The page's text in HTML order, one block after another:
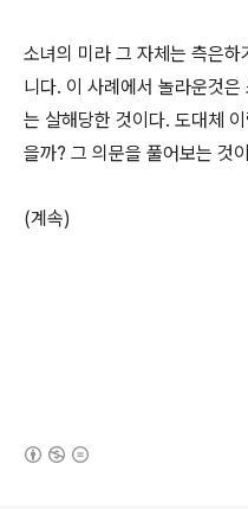
소녀의 미라 그 자체는 측은
니다. 이 사례에서 놀라운것
는 살해당한 것이다. 도대체
을까? 그 의문을 풀어보는 것
(계속)